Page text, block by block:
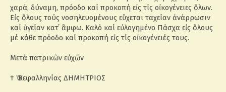
χαρά, δύναμη, πρόοδο καί προκοπή εἰς τίς οἰκογένειες ὃλων.
Εἰς ὃλους τούς νοσηλευομένους εὒχεται ταχείαν ἀνάρρωσιν
καί ὑγείαν κατ΄ ἂμφω. Καλό καί εὐλογημένο Πάσχα εἰς ὃλους
μέ κάθε πρόοδο καί προκοπή εἰς τίς οἰκογένειές τους.
Μετά πατρικῶν εὐχῶν
† Ὁ Κεφαλληνίας ΔΗΜΗΤΡΙΟΣ